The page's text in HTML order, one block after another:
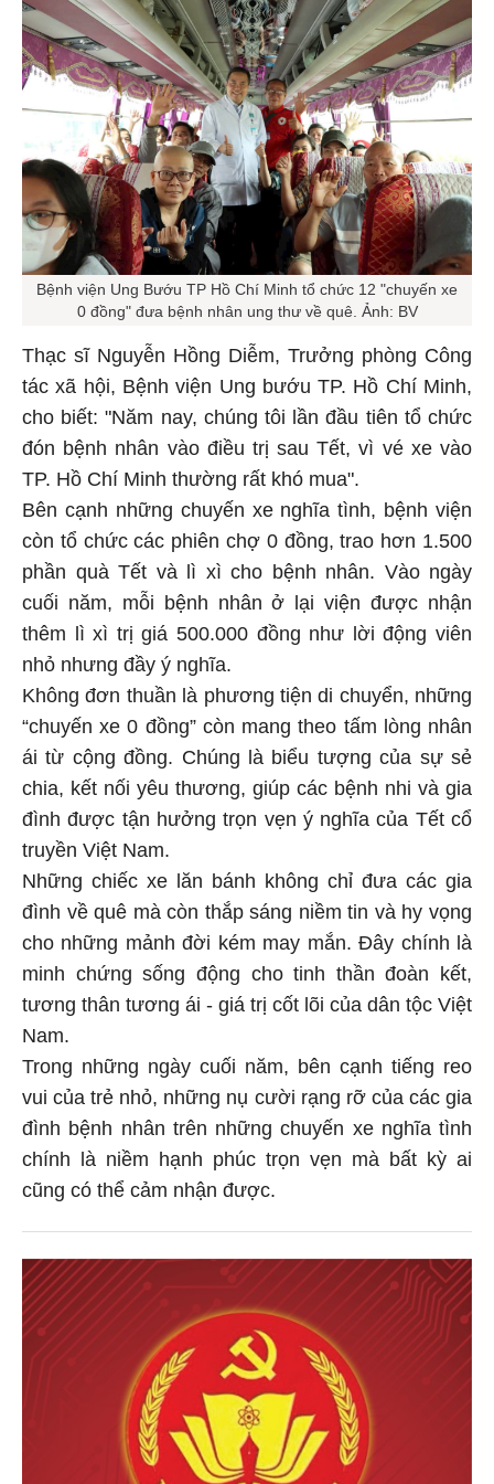
Bệnh viện Ung Bướu TP Hồ Chí Minh tổ chức 12 "chuyến xe
0 đồng" đưa bệnh nhân ung thư về quê. Ảnh: BV
Thạc sĩ Nguyễn Hồng Diễm, Trưởng phòng Công
tác xã hội, Bệnh viện Ung bướu TP. Hồ Chí Minh,
cho biết: "Năm nay, chúng tôi lần đầu tiên tổ chức
đón bệnh nhân vào điều trị sau Tết, vì vé xe vào
TP. Hồ Chí Minh thường rất khó mua".
Bên cạnh những chuyến xe nghĩa tình, bệnh viện
còn tổ chức các phiên chợ 0 đồng, trao hơn 1.500
phần quà Tết và lì xì cho bệnh nhân. Vào ngày
cuối năm, mỗi bệnh nhân ở lại viện được nhận
thêm lì xì trị giá 500.000 đồng như lời động viên
nhỏ nhưng đầy ý nghĩa.
Không đơn thuần là phương tiện di chuyển, những
“chuyến xe 0 đồng” còn mang theo tấm lòng nhân
ái từ cộng đồng. Chúng là biểu tượng của sự sẻ
chia, kết nối yêu thương, giúp các bệnh nhi và gia
đình được tận hưởng trọn vẹn ý nghĩa của Tết cổ
truyền Việt Nam.
Những chiếc xe lăn bánh không chỉ đưa các gia
đình về quê mà còn thắp sáng niềm tin và hy vọng
cho những mảnh đời kém may mắn. Đây chính là
minh chứng sống động cho tinh thần đoàn kết,
tương thân tương ái - giá trị cốt lõi của dân tộc Việt
Nam.
Trong những ngày cuối năm, bên cạnh tiếng reo
vui của trẻ nhỏ, những nụ cười rạng rỡ của các gia
đình bệnh nhân trên những chuyến xe nghĩa tình
chính là niềm hạnh phúc trọn vẹn mà bất kỳ ai
cũng có thể cảm nhận được.